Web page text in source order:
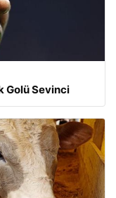
Golü Sevinci